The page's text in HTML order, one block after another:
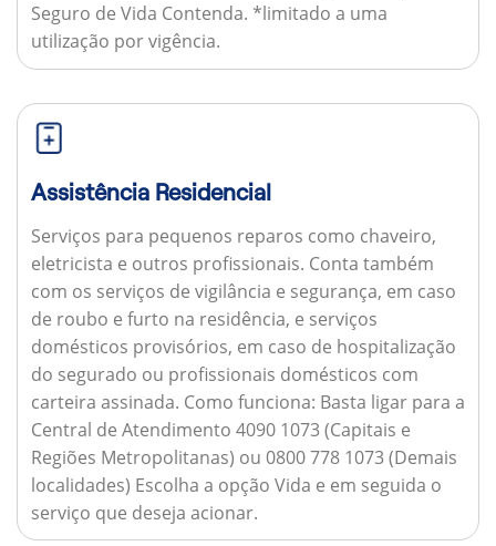
Seguro de Vida Contenda. *limitado a uma
utilização por vigência.
Assistência Residencial
Serviços para pequenos reparos como chaveiro,
eletricista e outros profissionais. Conta também
com os serviços de vigilância e segurança, em caso
de roubo e furto na residência, e serviços
domésticos provisórios, em caso de hospitalização
do segurado ou profissionais domésticos com
carteira assinada. Como funciona: Basta ligar para a
Central de Atendimento 4090 1073 (Capitais e
Regiões Metropolitanas) ou 0800 778 1073 (Demais
localidades) Escolha a opção Vida e em seguida o
serviço que deseja acionar.